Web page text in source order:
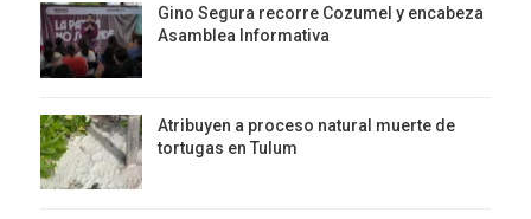
Gino Segura recorre Cozumel y encabeza
Asamblea Informativa
Atribuyen a proceso natural muerte de
tortugas en Tulum